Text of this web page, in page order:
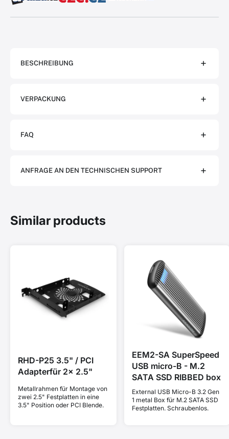
BESCHREIBUNG
VERPACKUNG
FAQ
ANFRAGE AN DEN TECHNISCHEN SUPPORT
Similar products
RHD-P25 3.5" / PCI
Adapterfür 2x 2.5"
Metallrahmen für Montage von
zwei 2.5" Festplatten in eine
3.5" Position oder PCI Blende.
EEM2-SA SuperSpeed
USB micro-B - M.2
SATA SSD RIBBED box
External USB Micro-B 3.2 Gen
1 metal Box für M.2 SATA SSD
Festplatten. Schraubenlos.